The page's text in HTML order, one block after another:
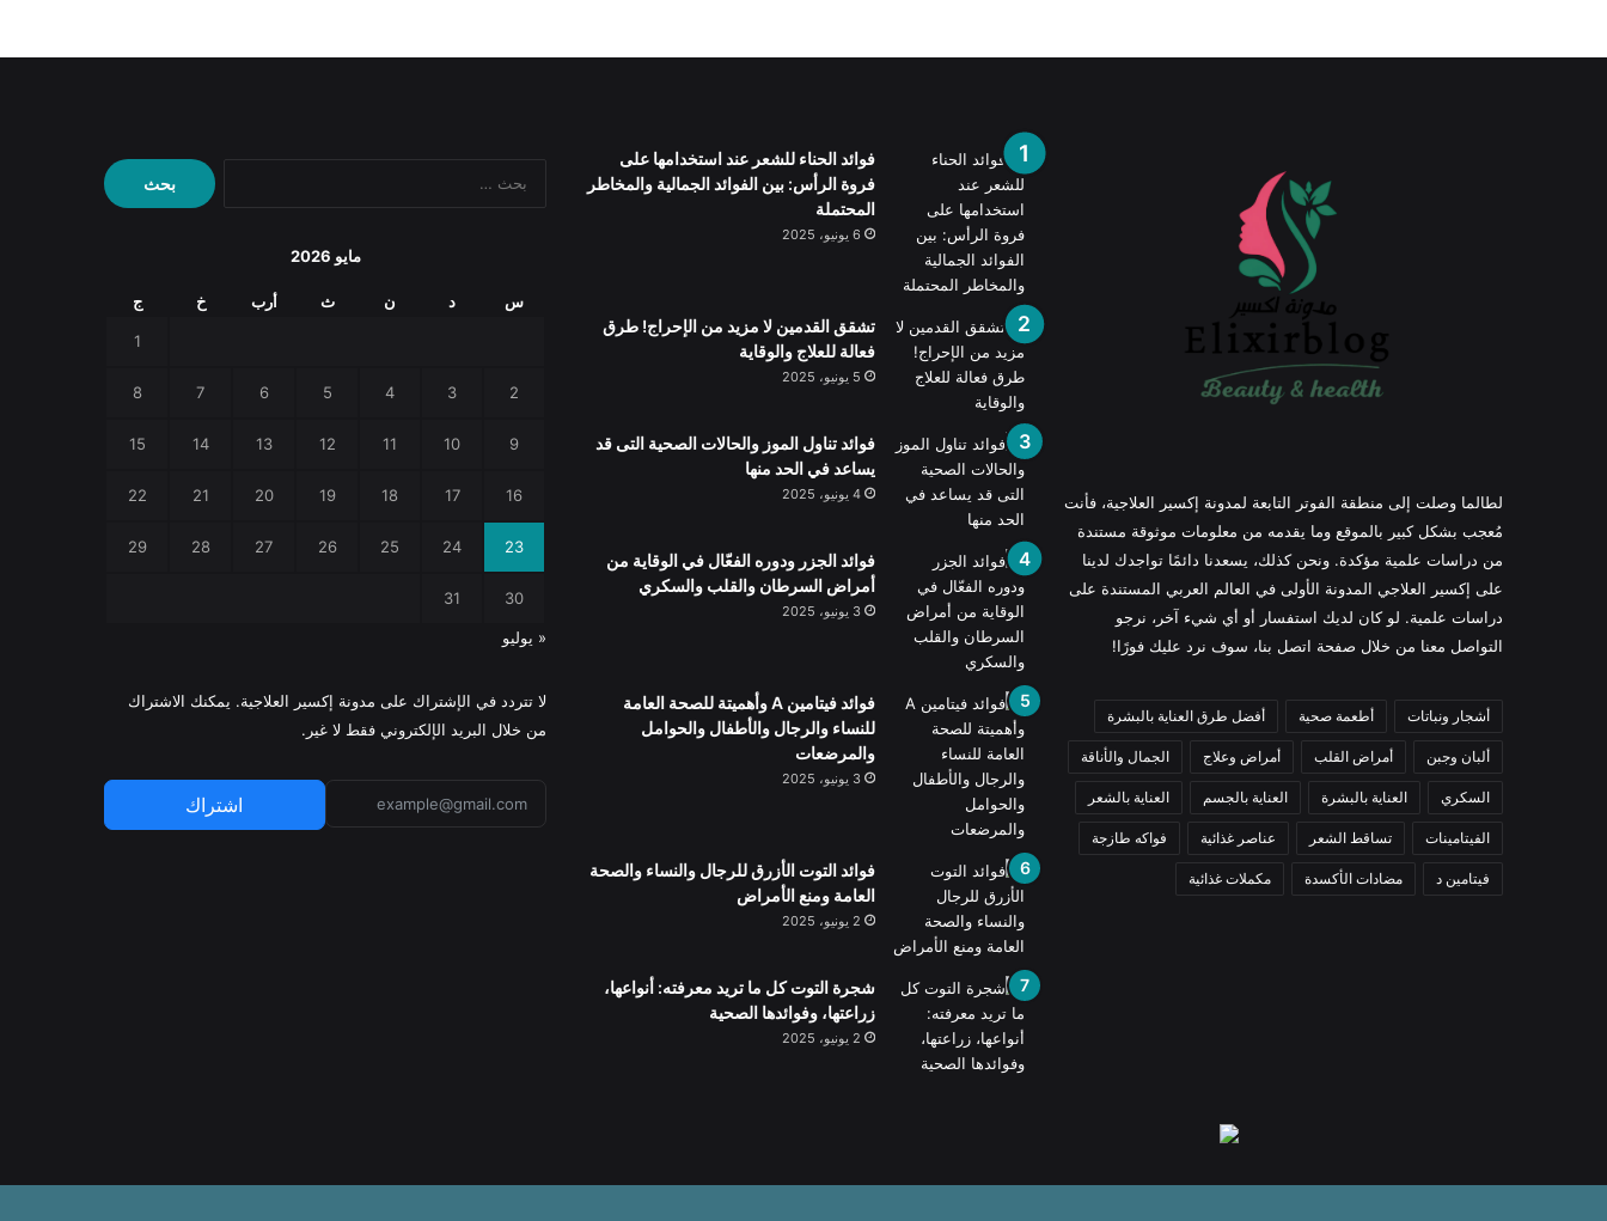
لطالما وصلت إلى منطقة الفوتر التابعة لمدونة إكسير العلاجية، فأنت
مُعجب بشكل كبير بالموقع وما يقدمه من معلومات موثوقة مستندة
من دراسات علمية مؤكدة. ونحن كذلك، يسعدنا دائمًا تواجدك لدينا
على إكسير العلاجي المدونة الأولى في العالم العربي المستندة على
دراسات علمية. لو كان لديك استفسار أو أي شيء آخر، نرجو
التواصل معنا من خلال صفحة اتصل بنا، سوف نرد عليك فورًا!
أشجار ونباتات أطعمة صحية أفضل طرق العناية بالبشرة
ألبان وجبن أمراض القلب أمراض وعلاج الجمال والأناقة
السكري العناية بالبشرة العناية بالجسم العناية بالشعر
الفيتامينات تساقط الشعر عناصر غذائية فواكه طازجة
فيتامين د مضادات الأكسدة مكملات غذائية
فوائد الحناء للشعر عند استخدامها على
فروة الرأس: بين الفوائد الجمالية والمخاطر
المحتملة
6 يونيو، 2025
تشقق القدمين لا مزيد من الإحراج! طرق
فعالة للعلاج والوقاية
5 يونيو، 2025
فوائد تناول الموز والحالات الصحية التى قد
يساعد في الحد منها
4 يونيو، 2025
فوائد الجزر ودوره الفعّال في الوقاية من
أمراض السرطان والقلب والسكري
3 يونيو، 2025
فوائد فيتامين A وأهميتة للصحة العامة
للنساء والرجال والأطفال والحوامل
والمرضعات
3 يونيو، 2025
فوائد التوت الأزرق للرجال والنساء والصحة
العامة ومنع الأمراض
2 يونيو، 2025
شجرة التوت كل ما تريد معرفته: أنواعها،
زراعتها، وفوائدها الصحية
2 يونيو، 2025
البحث
عن:
مايو 2026
س د ن ث أرب خ ج
1
2
3
4
5
6
7
8
9
10
11
12
13
14
15
16
17
18
19
20
21
22
23
24
25
26
27
28
29
30
31
« يوليو
لا تتردد في الإشتراك على مدونة إكسير العلاجية. يمكنك الاشتراك
من خلال البريد الإلكتروني فقط لا غير.
اشتراك